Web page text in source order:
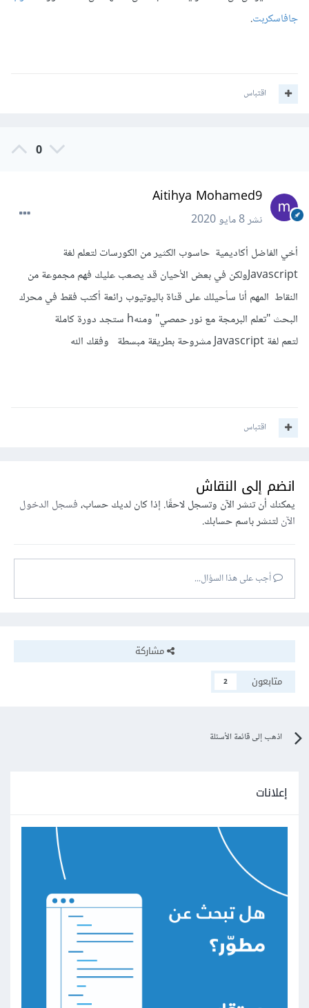
جافاسكربت.
اقتباس
0
Aitihya Mohamed9
نشر8 مايو 2020
أخي الفاضل أكاديمية حاسوب الكثير من الكورسات لتعلم لغة
Javascriptولكن في بعض الأحيان قد يصعب عليك فهم مجموعة من
النقاط المهم أنا سأحيلك على قناة باليوتيوب رائعة أكتب فقط في محرك
البحث "تعلم البرمجة مع نور حمصي" ومنهh ستجد دورة كاملة
لتعم لغة Javascript مشروحة بطريقة مبسطة وفقك الله
اقتباس
انضم إلى النقاش
يمكنك أن تنشر الآن وتسجل لاحقًا. إذا كان لديك حساب،فسجل الدخول
الآنلتنشر باسم حسابك.
أجب على هذا السؤال...
مشاركة
متابعون
2
اذهب إلى قائمة الأسئلة
إعلانات